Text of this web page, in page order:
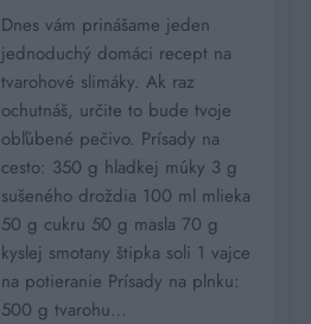
Dnes vám prinášame jeden
jednoduchý domáci recept na
tvarohové slimáky. Ak raz
ochutnáš, určite to bude tvoje
obľúbené pečivo. Prísady na
cesto: 350 g hladkej múky 3 g
sušeného droždia 100 ml mlieka
50 g cukru 50 g masla 70 g
kyslej smotany štipka soli 1 vajce
na potieranie Prísady na plnku:
500 g tvarohu…